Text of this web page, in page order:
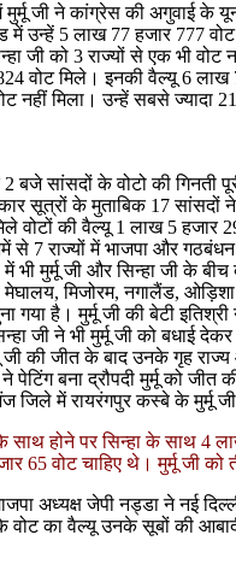
जी ने कांग्रेस की अगुवाई के
उन्हें 5 लाख 77 हजार 777
को 3 राज्यों से एक भी वोट
मिले। इनकी वैल्यू 6 लाख
मिला। उन्हें सबसे ज्यादा
सांसदों के वोटो की गिनती
के मुताबिक 17 सांसदों ने
वोटों की वैल्यू 1 लाख 5 हजार
से 7 राज्यों में भाजपा और
मुर्मू जी और सिन्हा जी के
मिजोरम, नगालैंड,
गया है। मुर्मू जी की बेटी
ने भी मुर्मू जी को बधाई देकर
जी की जीत के बाद उनके गृह
बना द्रौपदी मुर्मू को जीत की
जिले में रायरंगपुर कस्बे के मुर्मू
होने पर सिन्हा के साथ 4
वोट चाहिए थे। मुर्मू जी को
अध्यक्ष जेपी नड्डा ने नई
का वैल्यू उनके सूबों की